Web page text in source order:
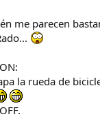
me parecen
la rueda de